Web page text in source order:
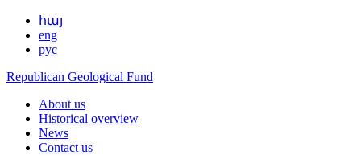
հայ
eng
рус
Republican Geological Fund
About us
Historical overview
News
Contact us